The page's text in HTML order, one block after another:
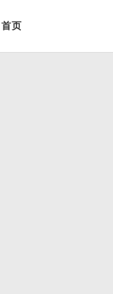
首页